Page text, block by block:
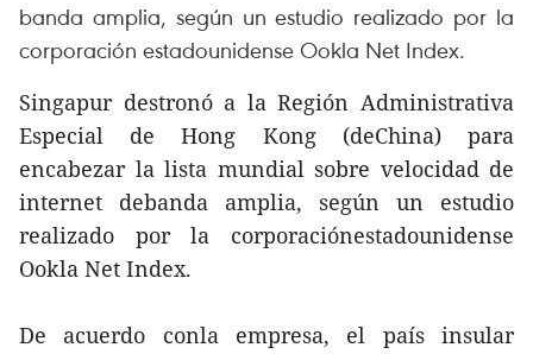
banda amplia, según un estudio realizado por la
corporación estadounidense Ookla Net Index.
Singapur destronó a la Región Administrativa
Especial de Hong Kong (deChina) para
encabezar la lista mundial sobre velocidad de
internet debanda amplia, según un estudio
realizado por la corporaciónestadounidense
Ookla Net Index.
De acuerdo conla empresa, el país insular